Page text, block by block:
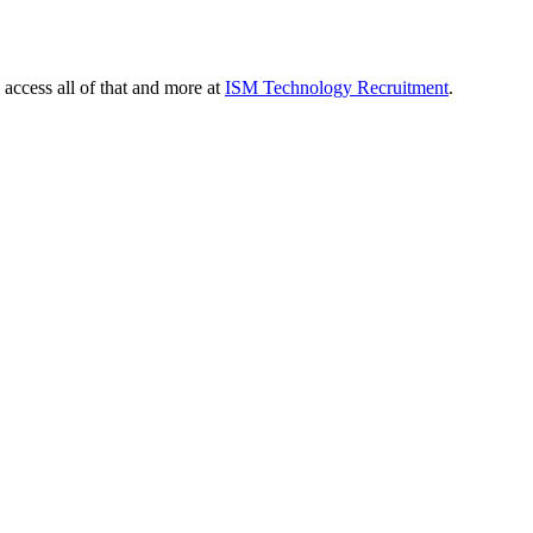
all of that and more at ISM Technology Recruitment.